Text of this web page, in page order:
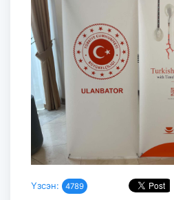
Үзсэн: 4789